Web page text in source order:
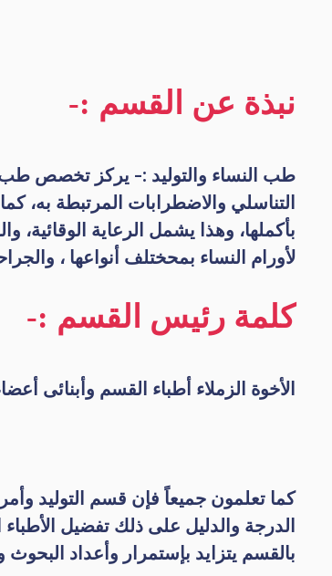
نبذة عن القسم :-
طب النساء والتوليد :- يركز تخصص طب
التناسلي والاضطرابات المرتبطة به،
بأكملها، وهذا يشمل الرعاية
لأورام النساء بمحختلف أنواعها ،
كلمة رئيس القسم :-
الأخوة الزملاء أطباء القسم وأبنائى
كما تعلمون جميعاً فإن قسم التوليد
الدرجة والدليل على ذلك تفضيل الأطباء
بالقسم يتزايد بإستمرار وأعداد البحوث